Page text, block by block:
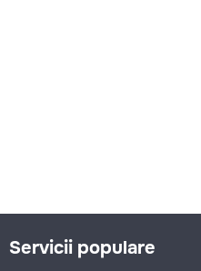
Servicii populare